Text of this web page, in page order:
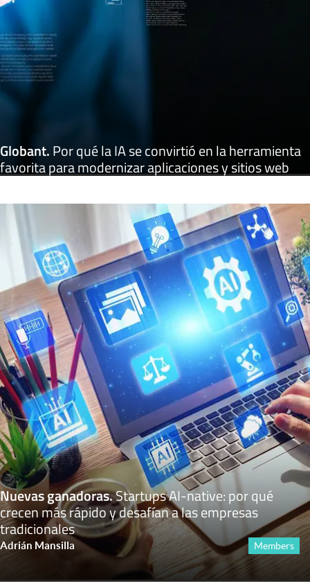
Globant.Por qué la IA se convirtió en la herramienta
favorita para modernizar aplicaciones y sitios web
Nuevas ganadoras.Startups AI-native: por qué
crecen más rápido y desafían a las empresas
tradicionales
Adrián Mansilla Members